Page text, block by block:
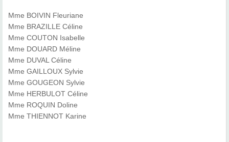
Mme BOIVIN Fleuriane
Mme BRAZILLE Céline
Mme COUTON Isabelle
Mme DOUARD Méline
Mme DUVAL Céline
Mme GAILLOUX Sylvie
Mme GOUGEON Sylvie
Mme HERBULOT Céline
Mme ROQUIN Doline
Mme THIENNOT Karine